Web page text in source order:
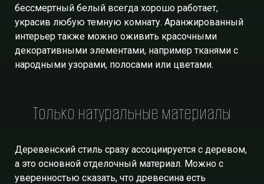
бессмертный белый всегда хорошо работает,
украсив любую темную комнату. Аранжированный
интерьер также можно оживить красочными
декоративными элементами, например тканями с
народными узорами, полосами или цветами.
Только натуральные материалы
Деревенский стиль сразу ассоциируется с деревом,
а это основной отделочный материал. Можно с
уверенностью сказать, что древесина есть